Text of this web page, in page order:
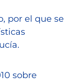
por el que se
sobre